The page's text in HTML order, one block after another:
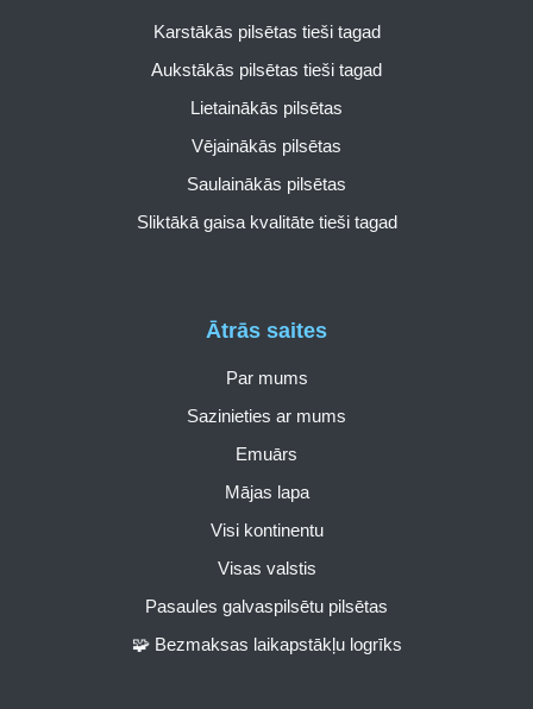
Ātrās saites
Par mums
Sazinieties ar mums
Emuārs
Mājas lapa
Visi kontinentu
Visas valstis
Pasaules galvaspilsētu pilsētas
🧩 Bezmaksas laikapstākļu logrīks
Karstākās pilsētas tieši tagad
Aukstākās pilsētas tieši tagad
Lietainākās pilsētas
Vējainākās pilsētas
Saulainākās pilsētas
Sliktākā gaisa kvalitāte tieši tagad